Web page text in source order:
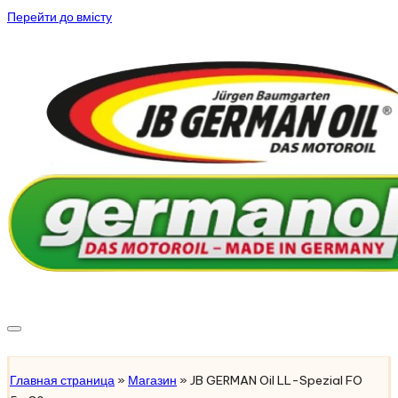
Перейти до вмісту
Главная страница » Магазин » JB GERMAN Oil LL-Spezial FO